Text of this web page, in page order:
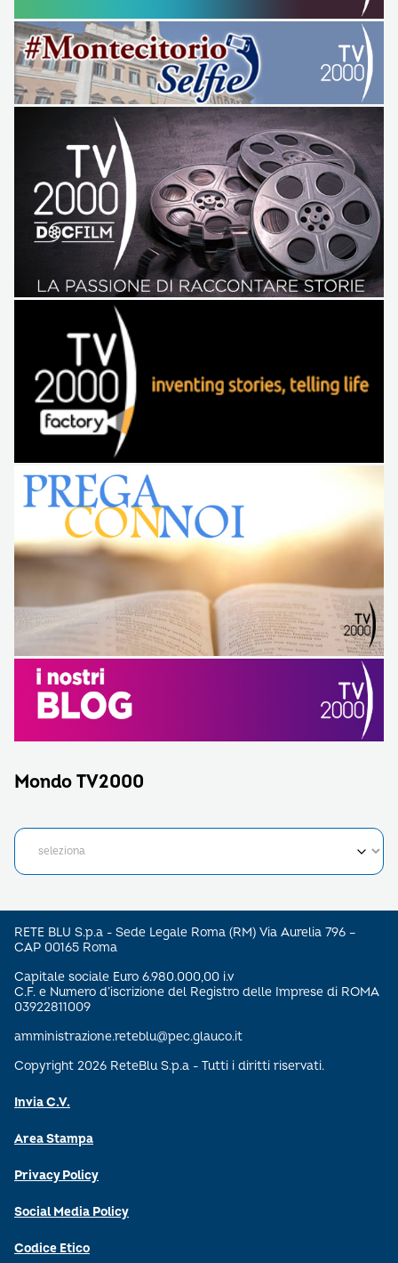
Mondo TV2000
RETE BLU S.p.a - Sede Legale Roma (RM) Via Aurelia 796 –
CAP 00165 Roma
Capitale sociale Euro 6.980.000,00 i.v
C.F. e Numero d’iscrizione del Registro delle Imprese di ROMA
03922811009
amministrazione.reteblu@pec.glauco.it
Copyright 2026 ReteBlu S.p.a - Tutti i diritti riservati.
Invia C.V.
Area Stampa
Privacy Policy
Social Media Policy
Codice Etico